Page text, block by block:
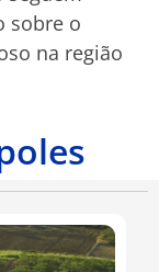
sobre o
na região